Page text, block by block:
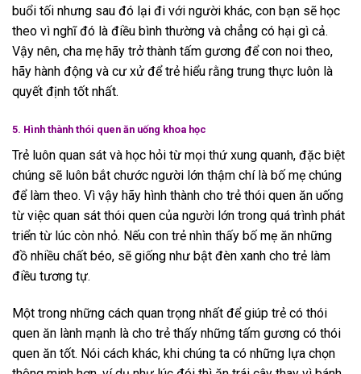
buổi tối nhưng sau đó lại đi với người khác, con bạn sẽ học
theo vì nghĩ đó là điều bình thường và chẳng có hại gì cả.
Vậy nên, cha mẹ hãy trở thành tấm gương để con noi theo,
hãy hành động và cư xử để trẻ hiểu rằng trung thực luôn là
quyết định tốt nhất.
5. Hình thành thói quen ăn uống khoa học
Trẻ luôn quan sát và học hỏi từ mọi thứ xung quanh, đặc biệt
chúng sẽ luôn bắt chước người lớn thậm chí là bố mẹ chúng
để làm theo. Vì vậy hãy hình thành cho trẻ thói quen ăn uống
từ việc quan sát thói quen của người lớn trong quá trình phát
triển từ lúc còn nhỏ. Nếu con trẻ nhìn thấy bố mẹ ăn những
đồ nhiều chất béo, sẽ giống như bật đèn xanh cho trẻ làm
điều tương tự.
Một trong những cách quan trọng nhất để giúp trẻ có thói
quen ăn lành mạnh là cho trẻ thấy những tấm gương có thói
quen ăn tốt. Nói cách khác, khi chúng ta có những lựa chọn